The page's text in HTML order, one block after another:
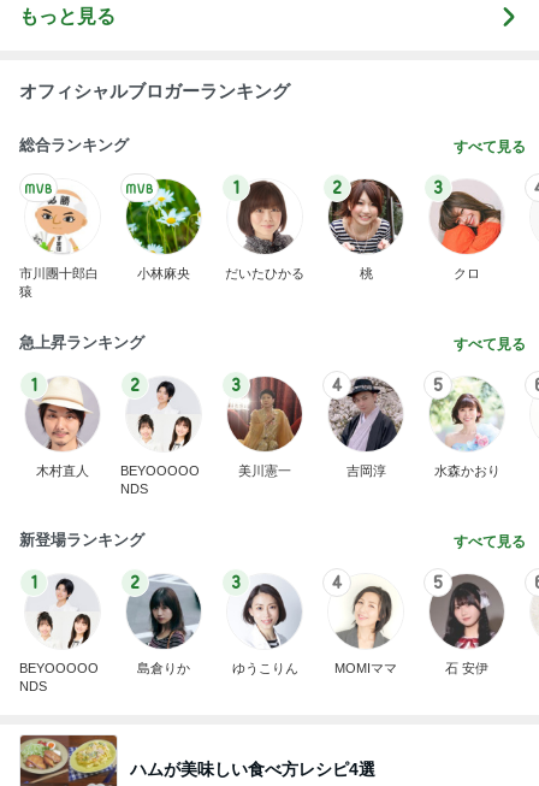
もっと見る
オフィシャルブロガーランキング
総合ランキング すべて見る
市川團十郎白
猿
小林麻央
1
だいたひかる
2
桃
3
クロ
急上昇ランキング すべて見る
1
木村直人
2
BEYOOOOO
NDS
3
美川憲一
4
吉岡淳
5
水森かおり
新登場ランキング すべて見る
1
BEYOOOOO
NDS
2
島倉りか
3
ゆうこりん
4
MOMIママ
5
石 安伊
ハムが美味しい食べ方レシピ4選